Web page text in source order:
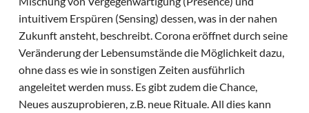
intuitivem Erspüren (Sensing) dessen, was in der nahen
Zukunft ansteht, beschreibt. Corona eröffnet durch seine
Veränderung der Lebensumstände die Möglichkeit dazu,
ohne dass es wie in sonstigen Zeiten ausführlich
angeleitet werden muss. Es gibt zudem die Chance,
Neues auszuprobieren, z.B. neue Rituale. All dies kann